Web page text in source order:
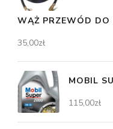
WĄŻ PRZEWÓD
35,00zł
MOBIL
115,00zł